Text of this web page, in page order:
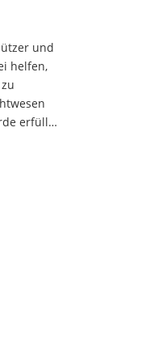
und
helfen,
erfüllen